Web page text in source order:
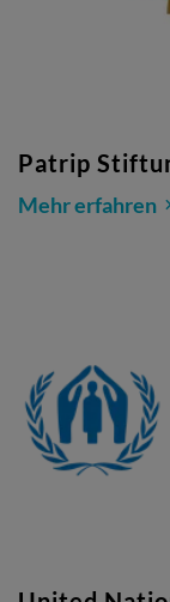
Patrip
Mehr erfahren